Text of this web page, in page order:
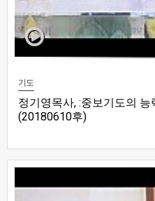
기도
정기영목사, :중보기도의
(20180610후)